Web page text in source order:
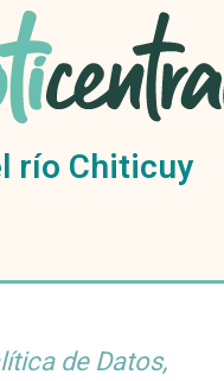
río Chiticuy
de Datos,